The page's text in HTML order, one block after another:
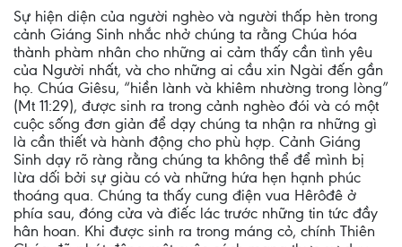
Sự hiện diện của người nghèo và người thấp hèn trong
cảnh Giáng Sinh nhắc nhở chúng ta rằng Chúa hóa
thành phàm nhân cho những ai cảm thấy cần tình yêu
của Người nhất, và cho những ai cầu xin Ngài đến gần
họ. Chúa Giêsu, “hiền lành và khiêm nhường trong lòng”
(Mt 11:29), được sinh ra trong cảnh nghèo đói và có một
cuộc sống đơn giản để dạy chúng ta nhận ra những gì
là cần thiết và hành động cho phù hợp. Cảnh Giáng
Sinh dạy rõ ràng rằng chúng ta không thể để mình bị
lừa dối bởi sự giàu có và những hứa hẹn hạnh phúc
thoáng qua. Chúng ta thấy cung điện vua Hêrôđê ở
phía sau, đóng cửa và điếc lác trước những tin tức đầy
hân hoan. Khi được sinh ra trong máng cỏ, chính Thiên